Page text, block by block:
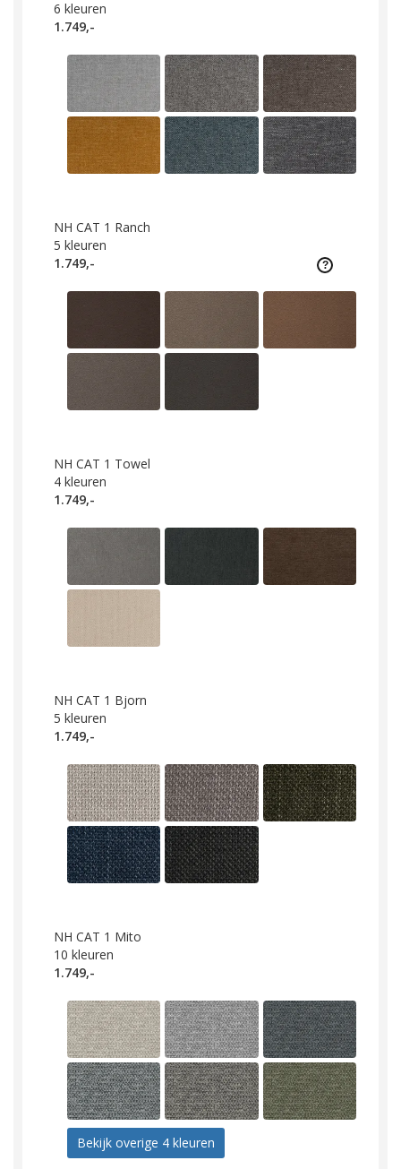
6 kleuren
1.749,-
NH CAT 1 Ranch
5 kleuren
1.749,-
NH CAT 1 Towel
4 kleuren
1.749,-
NH CAT 1 Bjorn
5 kleuren
1.749,-
NH CAT 1 Mito
10 kleuren
1.749,-
Bekijk overige 4 kleuren